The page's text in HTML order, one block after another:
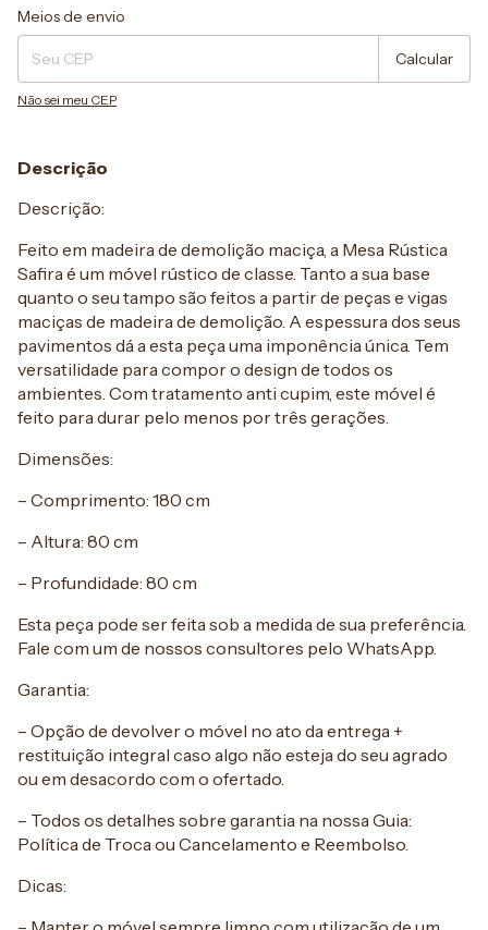
Entregas para o CEP:
Meios de envio
Calcular
Não sei meu CEP
Descrição
Descrição:
Feito em madeira de demolição maciça, a Mesa Rústica
Safira é um móvel rústico de classe. Tanto a sua base
quanto o seu tampo são feitos a partir de peças e vigas
maciças de madeira de demolição. A espessura dos seus
pavimentos dá a esta peça uma imponência única. Tem
versatilidade para compor o design de todos os
ambientes. Com tratamento anti cupim, este móvel é
feito para durar pelo menos por três gerações.
Dimensões:
– Comprimento: 180 cm
– Altura: 80 cm
– Profundidade: 80 cm
Esta peça pode ser feita sob a medida de sua preferência.
Fale com um de nossos consultores pelo WhatsApp.
Garantia:
– Opção de devolver o móvel no ato da entrega +
restituição integral caso algo não esteja do seu agrado
ou em desacordo com o ofertado.
– Todos os detalhes sobre garantia na nossa Guia:
Política de Troca ou Cancelamento e Reembolso.
Dicas: